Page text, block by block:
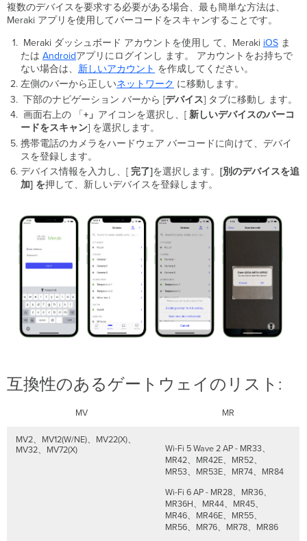
し
て
登
録
す
る
互
換
性
の
あ
る
ゲ
ー
ェ
イ
の
リ
ス
ト:
最
小
フ
ァ
ウ
ェ
ジ
ョ
複数のデバイスを要求する必要がある場合、最も簡単な方法は、
Meraki アプリを使用してバーコードをスキャンすることです。
Meraki ダッシュボード アカウントを使用し て、Meraki iOSま
たは Androidアプリにログインし ます。
アカウントをお持ちで
ない場合は、 新しいアカウント を作成してください。
左側のバーから正しいネットワーク に移動します。
下部のナビゲーション バーから [デバイス] タブに移動し ます。
画面右上の 「+」 アイコンを選択し、 [ 新しいデバイスのバーコ
ードをスキャン] を選択します。
携帯電話のカメラをハードウェア バーコードに向けて、デバイ
スを登録します。
デバイス情報を入力し、[ 完了]を選択します。 [別のデバイスを追
加] を押して、新しいデバイスを登録します。
互換性のあるゲートウェイのリスト:
MV MR
MV2、MV12(W/NE)、MV22(X)、
MV32、MV72(X)
Wi-Fi 5 Wave 2 AP - MR33、
MR42、MR42E、MR52、
MR53、MR53E、MR74、MR84
Wi-Fi 6 AP - MR28、MR36、
MR36H、MR44、MR45、
MR46、MR46E、MR55、
MR56、MR76、MR78、MR86